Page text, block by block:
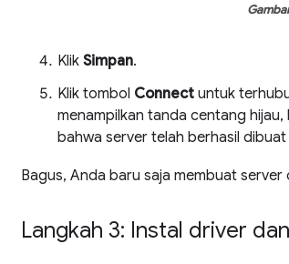
Klik Simpan.
Klik tombol Connect untuk
menampilkan tanda centang
bahwa server telah berhasil
Bagus, Anda baru saja membuat
Langkah 3: Instal driver